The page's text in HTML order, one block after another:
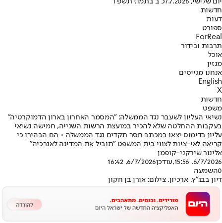
חדשות
דעות
ספורט
ForReal
תרבות ובידור
אוכל
מגזין
אנחנו מגייסים
English
X
חדשות
משפט
נשיאי העליון לשעבר נגד הממשלה: "המסמר האחרון בארון הדמוקרטיה"
בעקבות ההחלטה שלא להכיר במועצת הרשות השנייה, חמישה נשיאי
עליון בדימוס יצאו במכתב חסר תקדים נגד הממשלה • הם הבהירו כי
קריאה לאי-ציות לצווי בית המשפט "תוביל את המדינה לאנרכיה"
אלינור שירקני-קופמן
6/7/2026, 15:56
,עודכן6/7/2026, 16:42
0השמעה
דיון בבג"ץ, ארכיון. צילום: אורן בן חקון